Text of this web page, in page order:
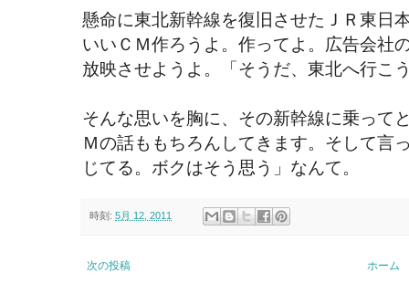
懸命に東北新幹線を復旧させたＪＲ東日
いいＣＭ作ろうよ。作ってよ。広告会社
放映させようよ。「そうだ、東北へ行こ
そんな思いを胸に、その新幹線に乗って
Ｍの話ももちろんしてきます。そして言
じてる。ボクはそう思う」なんて。
時刻: 5月 12, 2011
次の投稿 ホーム